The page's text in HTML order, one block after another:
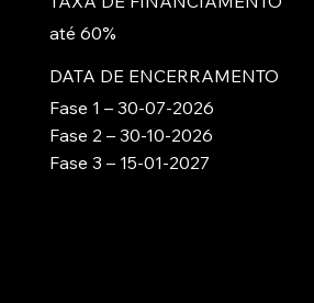
até 60%
DATA DE ENCERRAMENTO
Fase 1 – 30-07-2026
Fase 2 – 30-10-2026
Fase 3 – 15-01-2027